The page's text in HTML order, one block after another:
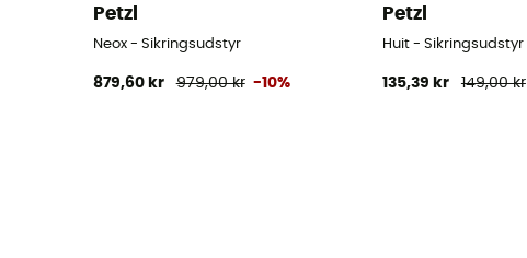
Petzl
Neox - Sikringsudstyr
879,60 kr 979,00 kr -10%
Petzl
Huit - Sikringsudstyr
135,39 kr 149,00 kr